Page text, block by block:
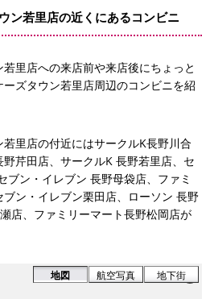
ン若里店の近くにあるコンビニ
里店への来店前や来店後にちょっと
ズタウン若里店周辺のコンビニを紹
里店の付近にはサークルK長野川合
芹田店、サークルK 長野若里店、セ
ブン・イレブン 長野母袋店、ファミ
ン・イレブン栗田店、ローソン 長野
店、ファミリーマート長野松岡店が
ファミリーマート長野芹田店
地図 航空写真 地下街